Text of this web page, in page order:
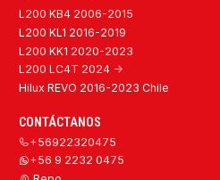
L200 KB4 2006-2015
L200 KL1 2016-2019
L200 KK1 2020-2023
L200 LC4T 2024 ->
Hilux REVO 2016-2023 Chile
CONTÁCTANOS
+56922320475
+56 9 2232 0475